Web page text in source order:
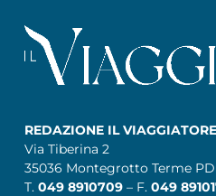
REDAZIONE IL
Via Tiberina 2
35036 Montegrotto Terme PD
T. 049 8910709 – F. 049